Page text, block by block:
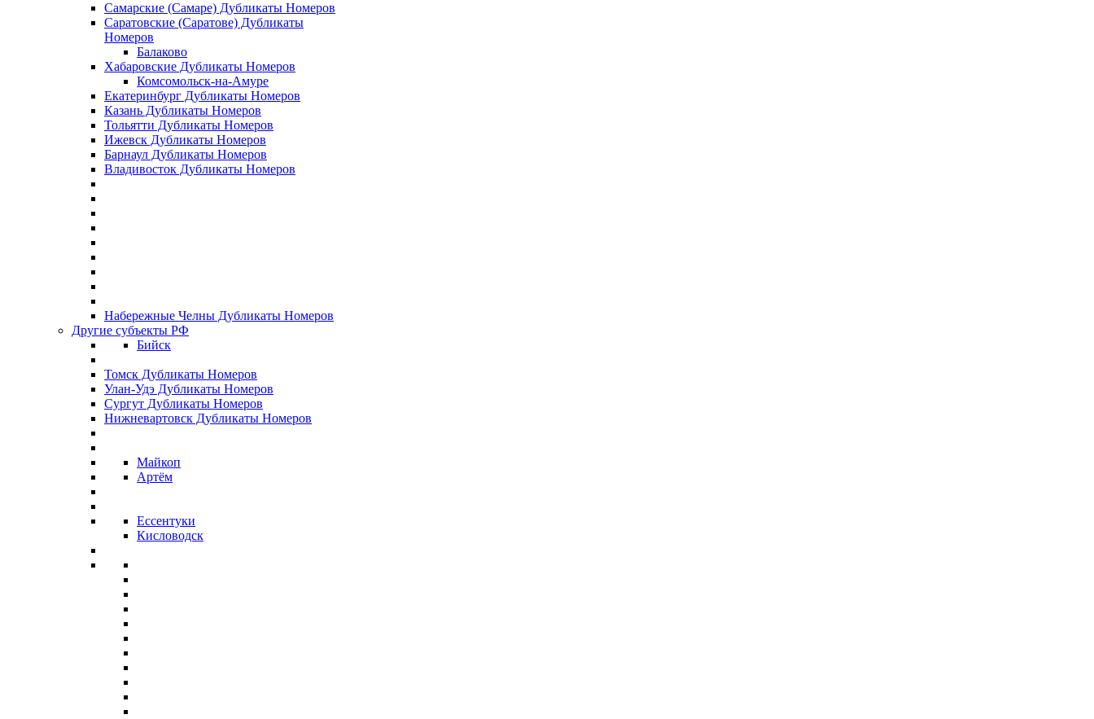
Самарские (Самаре) Дубликаты Номеров
Саратовские (Саратове) Дубликаты
Номеров
Балаково
Хабаровские Дубликаты Номеров
Комсомольск-на-Амуре
Екатеринбург Дубликаты Номеров
Казань Дубликаты Номеров
Тольятти Дубликаты Номеров
Ижевск Дубликаты Номеров
Барнаул Дубликаты Номеров
Владивосток Дубликаты Номеров
Набережные Челны Дубликаты Номеров
Другие субъекты РФ
Бийск
Томск Дубликаты Номеров
Улан-Удэ Дубликаты Номеров
Сургут Дубликаты Номеров
Нижневартовск Дубликаты Номеров
Майкоп
Артём
Ессентуки
Кисловодск